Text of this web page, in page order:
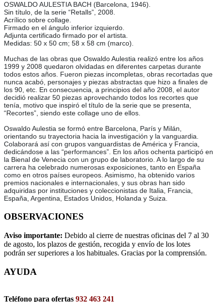
OSWALDO AULESTIA BACH (Barcelona, 1946).
Sin título, de la serie “Retalls”, 2008.
Acrílico sobre collage.
Firmado en el ángulo inferior izquierdo.
Adjunta certificado firmado por el artista.
Medidas: 50 x 50 cm; 58 x 58 cm (marco).
Muchas de las obras que Oswaldo Aulestia realizó entre los años
1999 y 2008 quedaron olvidadas en diferentes carpetas durante
todos estos años. Fueron piezas incompletas, obras recortadas que
nunca acabó, personajes y piezas abstractas que hizo a finales de
los 90, etc. En consecuencia, a principios del año 2008, el autor
decidió realizar 50 piezas aprovechando todos los recortes que
tenía, motivo que inspiró el título de la serie que se presenta,
“Recortes”, siendo este collage uno de ellos.
Oswaldo Aulestia se formó entre Barcelona, París y Milán,
orientando su trayectoria hacia la investigación y la vanguardia.
Colaborará así con grupos vanguardistas de América y Francia,
dedicándose a las “performances”. En los años ochenta participó en
la Bienal de Venecia con un grupo de laboratorio. A lo largo de su
carrera ha celebrado numerosas exposiciones, tanto en España
como en otros países europeos. Asimismo, ha obtenido varios
premios nacionales e internacionales, y sus obras han sido
adquiridas por instituciones y coleccionistas de Italia, Francia,
España, Argentina, Estados Unidos, Holanda y Suiza.
OBSERVACIONES
Aviso importante: Debido al cierre de nuestras oficinas del 7 al 30
de agosto, los plazos de gestión, recogida y envío de los lotes
podrán ser superiores a los habituales. Gracias por la comprensión.
AYUDA
Teléfono para ofertas 932 463 241